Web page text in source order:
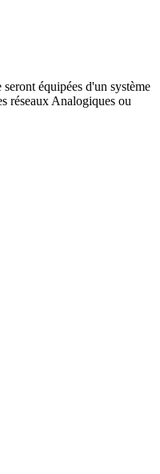
équipées d'un système
réseaux Analogiques ou